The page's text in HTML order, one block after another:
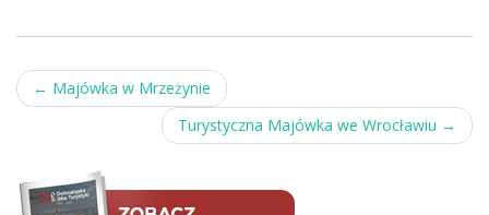
Post
navigation
← Majówka w Mrzeżynie
Turystyczna Majówka we Wrocławiu →